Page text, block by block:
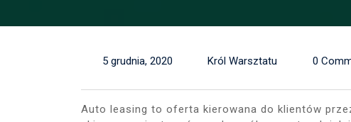
5 grudnia, 2020 Król Warsztatu 0
Auto leasing to oferta kierowana do klientów